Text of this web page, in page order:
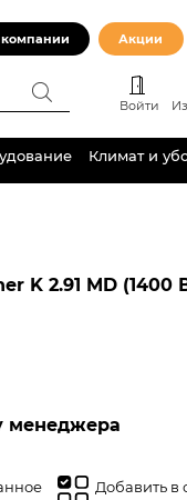
Акции
Войти
Климат и
K 2.91 MD (1400
менеджера
Добавить в